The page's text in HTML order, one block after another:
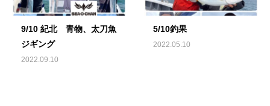
9/10 紀北 青物、太刀魚
ジギング
2022.09.10
5/10釣果
2022.05.10